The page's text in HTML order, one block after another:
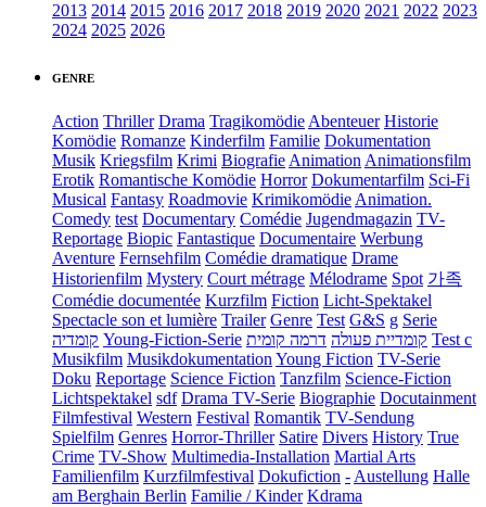
2013 2014 2015 2016 2017 2018 2019 2020 2021 2022 2023
2024 2025 2026
GENRE
Action Thriller Drama Tragikomödie Abenteuer Historie
Komödie Romanze Kinderfilm Familie Dokumentation
Musik Kriegsfilm Krimi Biografie Animation Animationsfilm
Erotik Romantische Komödie Horror Dokumentarfilm Sci-Fi
Musical Fantasy Roadmovie Krimikomödie Animation.
Comedy test Documentary Comédie Jugendmagazin TV-
Reportage Biopic Fantastique Documentaire Werbung
Aventure Fernsehfilm Comédie dramatique Drame
Historienfilm Mystery Court métrage Mélodrame Spot 가족
Comédie documentée Kurzfilm Fiction Licht-Spektakel
Spectacle son et lumière Trailer Genre Test G&S g Serie
קומדיה Young-Fiction-Serie קומדיית פעולה דרמה קומית
Test c
Musikfilm Musikdokumentation Young Fiction TV-Serie
Doku Reportage Science Fiction Tanzfilm Science-Fiction
Lichtspektakel sdf Drama TV-Serie Biographie Docutainment
Filmfestival Western Festival Romantik TV-Sendung
Spielfilm Genres Horror-Thriller Satire Divers History True
Crime TV-Show Multimedia-Installation Martial Arts
Familienfilm Kurzfilmfestival Dokufiction - Austellung Halle
am Berghain Berlin Familie / Kinder Kdrama